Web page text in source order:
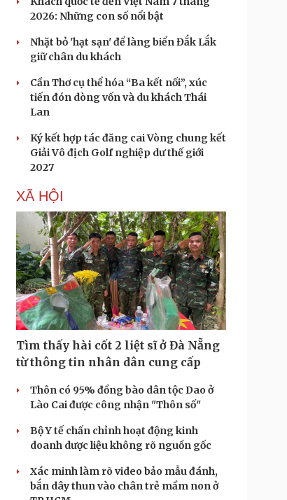
2026: Những con số nổi bật
Nhặt bỏ 'hạt sạn' để làng biển Đắk Lắk
giữ chân du khách
Cần Thơ cụ thể hóa “Ba kết nối”, xúc
tiến đón dòng vốn và du khách Thái
Lan
Ký kết hợp tác đăng cai Vòng chung kết
Giải Vô địch Golf nghiệp dư thế giới
2027
XÃ HỘI
Tìm thấy hài cốt 2 liệt sĩ ở Đà Nẵng
từ thông tin nhân dân cung cấp
Thôn có 95% đồng bào dân tộc Dao ở
Lào Cai được công nhận "Thôn số"
Bộ Y tế chấn chỉnh hoạt động kinh
doanh dược liệu không rõ nguồn gốc
Xác minh làm rõ video bảo mẫu đánh,
bắn dây thun vào chân trẻ mầm non ở